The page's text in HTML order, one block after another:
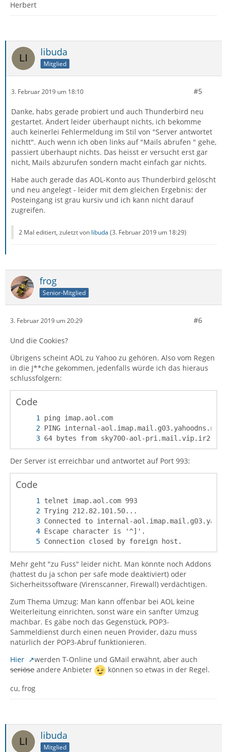
Herbert
libuda
Mitglied
3. Februar 2019 um 18:10 #5
Danke, habs gerade probiert und auch Thunderbird neu
gestartet. Ändert leider überhaupt nichts, ich bekomme
auch keinerlei Fehlermeldung im Stil von "Server antwortet
nichtt". Auch wenn ich oben links auf "Mails abrufen " gehe,
passiert überhaupt nichts. Das heisst er versucht erst gar
nicht, Mails abzurufen sondern macht einfach gar nichts.
Habe auch gerade das AOL-Konto aus Thunderbird gelöscht
und neu angelegt - leider mit dem gleichen Ergebnis: der
Posteingang ist grau kursiv und ich kann nicht darauf
zugreifen.
2 Mal editiert, zuletzt von libuda (3. Februar 2019 um 18:29)
frog
Senior-Mitglied
3. Februar 2019 um 20:29 #6
Und die Cookies?
Übrigens scheint AOL zu Yahoo zu gehören. Also vom Regen
in die J**che gekommen, jedenfalls würde ich das hieraus
schlussfolgern:
Code
64 bytes from sky700-aol-
Der Server ist erreichbar und antwortet auf Port 993:
Code
Connection closed by foreign host.
Mehr geht "zu Fuss" leider nicht. Man könnte noch Addons
(hattest du ja schon per safe mode deaktiviert) oder
Sicherheitssoftware (Virenscanner, Firewall) verdächtigen.
Zum Thema Umzug: Man kann offenbar bei AOL keine
Weiterleitung einrichten, sonst wäre ein sanfter Umzug
machbar. Es gäbe noch das Gegenstück, POP3-
Sammeldienst durch einen neuen Provider, dazu muss
natürlich der POP3-Abruf funktionieren.
Hier
werden T-Online und GMail erwähnt, aber auch
seriöse andere Anbieter
können so etwas in der Regel.
cu, frog
libuda
Mitglied